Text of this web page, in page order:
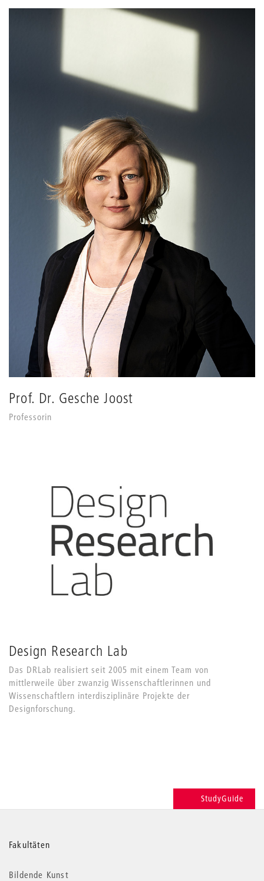
Prof. Dr. Gesche Joost
Professorin
Design Research Lab
Das DRLab realisiert seit 2005 mit einem Team von
mittlerweile über zwanzig Wissenschaftlerinnen und
Wissenschaftlern interdisziplinäre Projekte der
Designforschung.
StudyGuide
Weitere
Informationen
Fakultäten
Bildende Kunst